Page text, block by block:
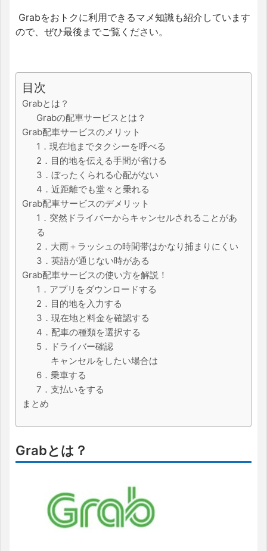
Grabをおトクに利用できるマメ知識も紹介しています
ので、 ぜひ最後までご覧ください。
目次
Grabとは？
Grabの配車サービスとは？
Grab配車サービスのメリット
1．現在地までタクシーを呼べる
2．目的地を伝える手間が省ける
3．ぼったくられる心配がない
4．近距離でも堂々と乗れる
Grab配車サービスのデメリット
1．突然ドライバーからキャンセルされることがあ
る
2．大雨＋ラッシュの時間帯はかなり捕まりにくい
3．英語が通じない時がある
Grab配車サービスの使い方を解説！
1．アプリをダウンロードする
2．目的地を入力する
3．現在地と料金を確認する
4．配車の種類を選択する
5．ドライバー確認
キャンセルをしたい場合は
6．乗車する
7．支払いをする
まとめ
Grabとは？